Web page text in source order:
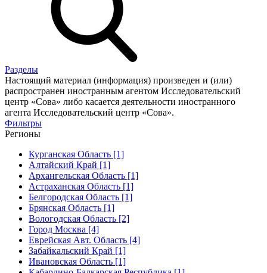
Разделы
Настоящий материал (информация) произведен и (или)
распространен иностранным агентом Исследовательский
центр «Сова» либо касается деятельности иностранного
агента Исследовательский центр «Сова».
Фильтры
Регионы
Курганская Область [1]
Алтайский Край [1]
Архангельская Область [1]
Астраханская Область [1]
Белгородская Область [1]
Брянская Область [1]
Вологодская Область [2]
Город Москва [4]
Еврейская Авт. Область [4]
Забайкальский Край [1]
Ивановская Область [1]